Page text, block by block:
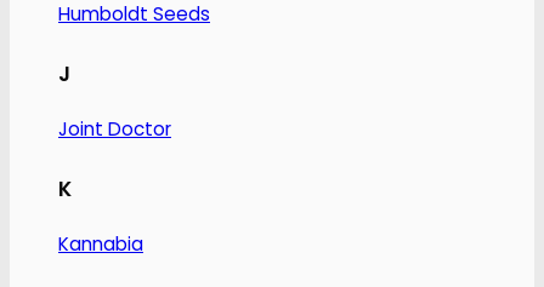
Humboldt Seeds
J
Joint Doctor
K
Kannabia